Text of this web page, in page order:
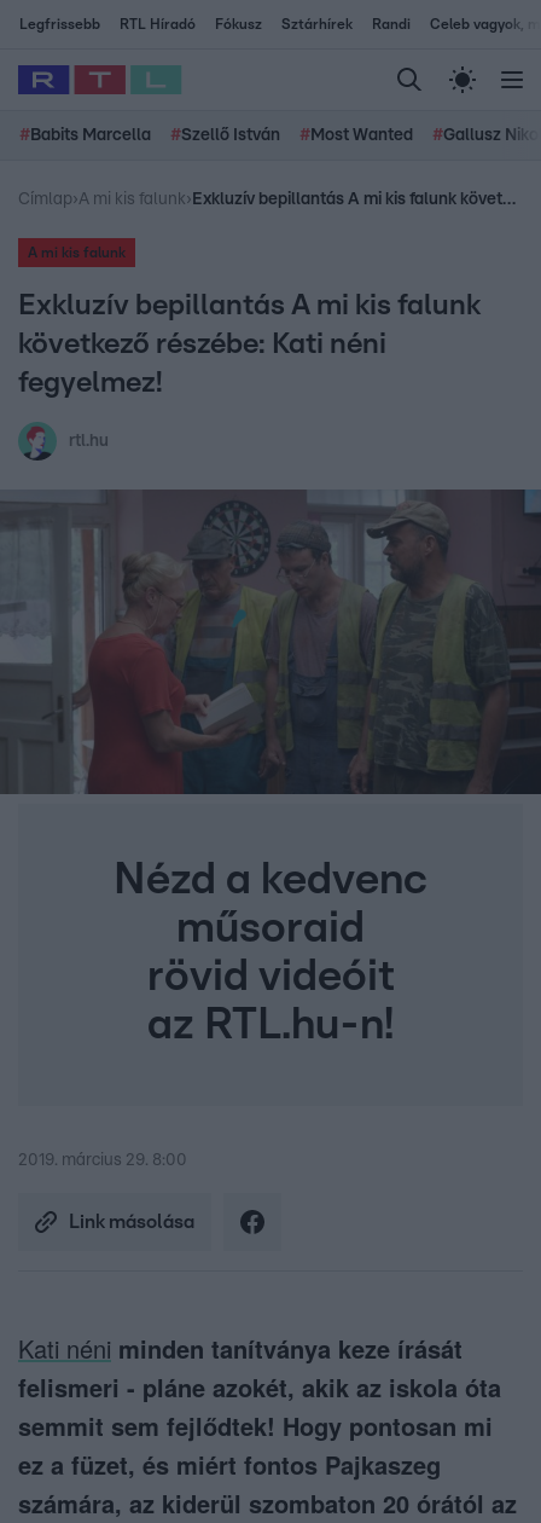
Legfrissebb RTL Híradó Fókusz Sztárhírek Randi Celeb vagyok,
# Babits Marcella #Szellő István # Most Wanted #Gallusz
Címlap›A mi kis falunk› Exkluzív bepillantás A mi kis falunk következő részébe: Kati néni fegyelmez!
A mi kis falunk
Exkluzív bepillantás A mi kis falunk
következő részébe: Kati néni
fegyelmez!
rtl.hu
Nézd a kedvenc
műsoraid
rövid videóit
az RTL.hu-n!
2019. március 29. 8:00
Link másolása
Kati néni minden tanítványa keze írását
felismeri - pláne azokét, akik az iskola óta
semmit sem fejlődtek! Hogy pontosan mi
ez a füzet, és miért fontos Pajkaszeg
számára, az kiderül szombaton 20 órától az